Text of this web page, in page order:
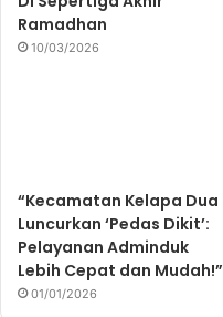
Ramadhan
10/03/2026
“Kecamatan Kelapa Dua
Luncurkan ‘Pedas Dikit’:
Pelayanan Adminduk
Lebih Cepat dan Mudah!”
01/01/2026